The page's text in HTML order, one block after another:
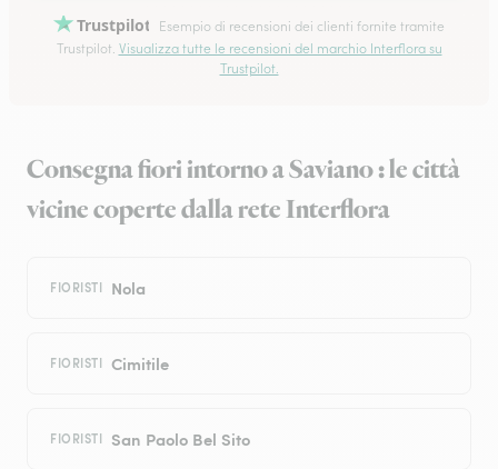
Trustpilot
Esempio di recensioni dei clienti fornite tramite
Trustpilot. Visualizza tutte le recensioni del marchio Interflora su
Trustpilot.
Consegna fiori intorno a Saviano : le città
vicine coperte dalla rete Interflora
FIORISTI Nola
FIORISTI Cimitile
FIORISTI San Paolo Bel Sito